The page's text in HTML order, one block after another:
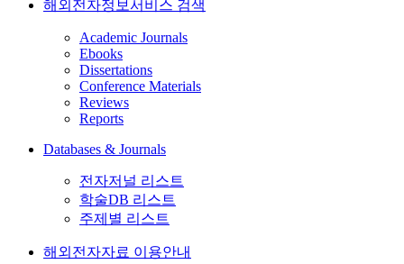
해외전자정보서비스 검색
Academic Journals
Ebooks
Dissertations
Conference Materials
Reviews
Reports
Databases & Journals
전자저널 리스트
학술DB 리스트
주제별 리스트
해외전자자료 이용안내